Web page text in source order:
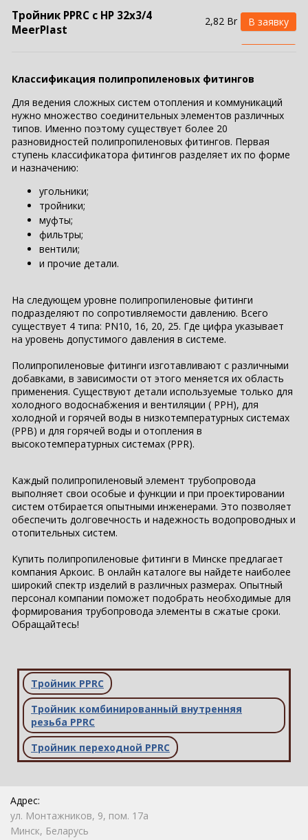
Тройник PPRC
Тройник комбинированный внутренняя
резьба PPRC
Тройник переходной PPRC
Тройник PPRC с НР 32х3/4
MeerPlast
2,82 Br
Классификация полипропиленовых фитингов
Для ведения сложных систем отопления и коммуникаций
нужно множество соединительных элементов различных
типов. Именно поэтому существует более 20
разновидностей полипропиленовых фитингов. Первая
ступень классификатора фитингов разделяет их по форме
и назначению:
угольники;
тройники;
муфты;
фильтры;
вентили;
и прочие детали.
На следующем уровне полипропиленовые фитинги
подразделяют по сопротивляемости давлению. Всего
существует 4 типа: PN10, 16, 20, 25. Где цифра указывает
на уровень допустимого давления в системе.
Полипропиленовые фитинги изготавливают с различными
добавками, в зависимости от этого меняется их область
применения. Существуют детали используемые только для
холодного водоснабжения и вентиляции ( PPH), для
холодной и горячей воды в низкотемпературных системах
(PPB) и для горячей воды и отопления в
высокотемпературных системах (PPR).
Каждый полипропиленовый элемент трубопровода
выполняет свои особые и функции и при проектировании
систем отбирается опытными инженерами. Это позволяет
обеспечить долговечность и надежность водопроводных и
отопительных систем.
Купить полипропиленовые фитинги в Минске предлагает
компания Аркоис. В онлайн каталоге вы найдете наиболее
широкий спектр изделий в различных размерах. Опытный
персонал компании поможет подобрать необходимые для
формирования трубопровода элементы в сжатые сроки.
Обращайтесь!
Адрес:
ул. Монтажников, 9, пом. 17а
Минск, Беларусь